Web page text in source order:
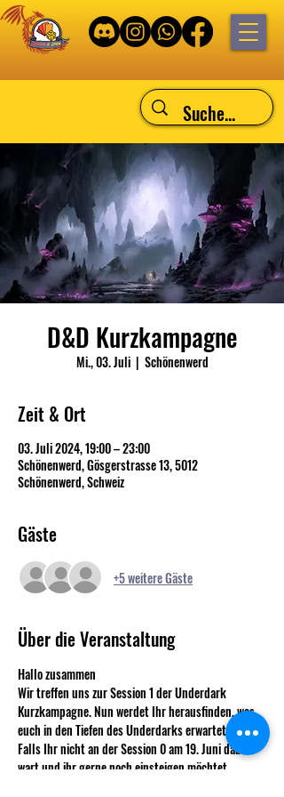
D&D Kurzkampagne
Mi., 03. Juli
  |
Schönenwerd
Zeit & Ort
03. Juli 2024, 19:00 – 23:00
Schönenwerd, Gösgerstrasse 13, 5012
Schönenwerd, Schweiz
Gäste
+5 weitere Gäste
Über die Veranstaltung
Hallo zusammen
Wir treffen uns zur Session 1 der Underdark
Kurzkampagne. Nun werdet Ihr herausfinden, was
euch in den Tiefen des Underdarks erwartet.
Falls Ihr nicht an der Session 0 am 19. Juni dabei
wart und ihr gerne noch einsteigen möchtet,